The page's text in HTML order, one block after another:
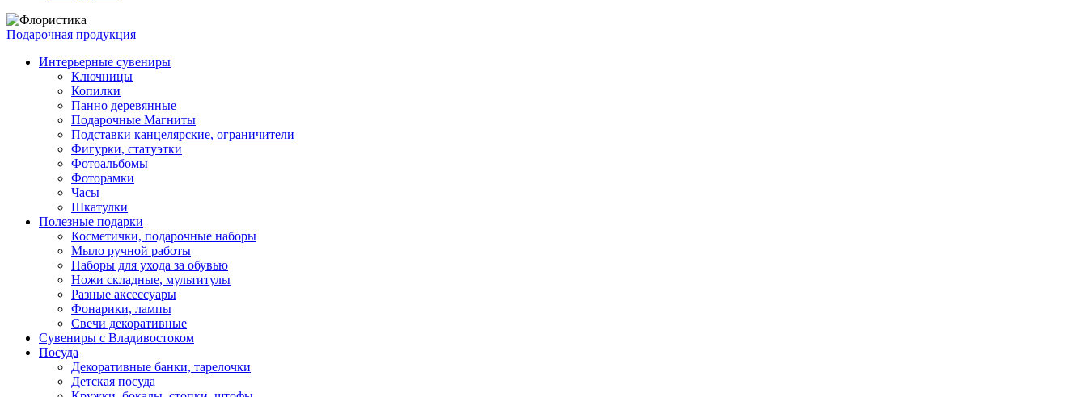
Подарочная продукция
Интерьерные сувениры
Ключницы
Копилки
Панно деревянные
Подарочные Магниты
Подставки канцелярские, ограничители
Фигурки, статуэтки
Фотоальбомы
Фоторамки
Часы
Шкатулки
Полезные подарки
Косметички, подарочные наборы
Мыло ручной работы
Наборы для ухода за обувью
Ножи складные, мультитулы
Разные аксессуары
Фонарики, лампы
Свечи декоративные
Сувениры с Владивостоком
Посуда
Декоративные банки, тарелочки
Детская посуда